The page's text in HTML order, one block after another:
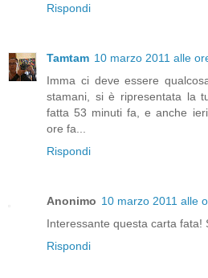
Rispondi
Tamtam 10 marzo 2011 alle
Imma ci deve essere
stamani, si è ripresentata la
fatta 53 minuti fa, e anche
ore fa...
Rispondi
Anonimo 10 marzo 2011 alle
Interessante questa carta fata!
Rispondi